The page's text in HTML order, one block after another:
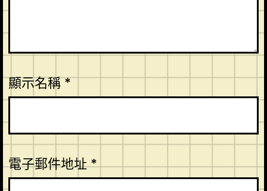
顯示名稱*
電子郵件地址*